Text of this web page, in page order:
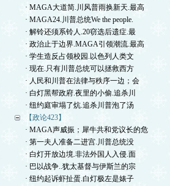
· MAGA大道简.川风普雨换新天.最高
· MAGA24.川普总统We the people.
· 解铃还须系铃人.20窃选后遗症.最
· 政治止于边界.MAGA引领潮流.最高
· 学生造反占领校园.以色列人类文
· 现在.只有川普总统可以拯救西方
· 人民和川普在法律与秩序一边；会
· 白灯黑帮政府.夜里的小偷.追杀川
· 纽约庭审塌了炕.追杀川普泡了汤
【政论423】
· MAGA声威振；犀牛共和党议长的危
· 第一夫人准备二进宫.川普总统没
· 白灯开放边境.非法外国人入侵.面
· 巴以战争..犹太基督与伊斯兰的宗
· 纽约起诉虾扯蛋.白灯极左是婊子